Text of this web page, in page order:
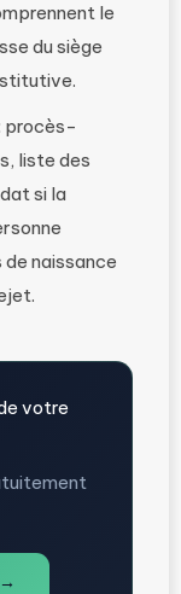
le
du siège
procès-
liste des
si la
naissance
votre